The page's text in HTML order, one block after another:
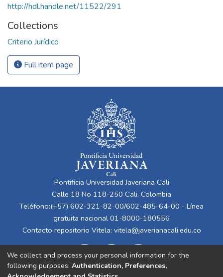
http://hdl.handle.net/11522/291
Collections
Criterio Jurídico
Full item page
Pontificia Universidad Javeriana Cali
Calle 18 No 118-250 Cali, Colombia
Teléfono:(+57) 602-321-82-00/602-485-64-00 - Línea
gratuita nacional 01-8000-180556
Contacto repositorio Vitela: vitela@javerianacali.edu.co
We collect and process your personal information for the
following purposes: Authentication, Preferences,